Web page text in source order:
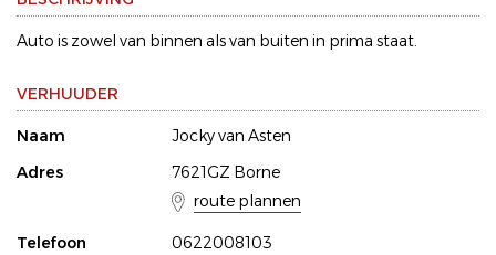
Auto is zowel van binnen als van buiten in prima staat.
VERHUUDER
Naam
Jocky van Asten
Adres
7621GZ Borne
route plannen
Telefoon
0622008103